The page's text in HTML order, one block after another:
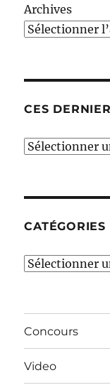
Archives
CES
Ces
CATÉGORIES
Catégories
Concours
Video